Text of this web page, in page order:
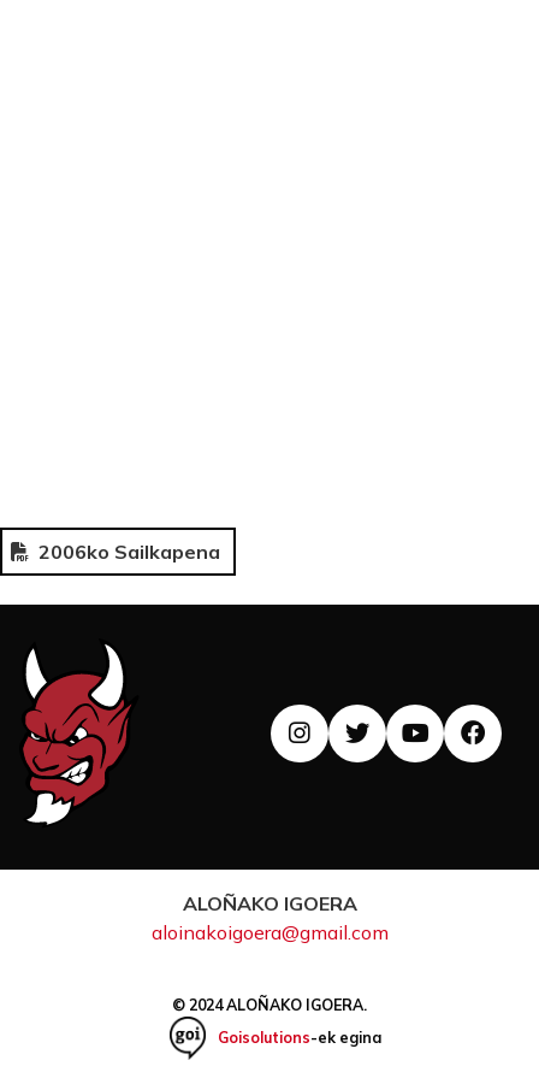
2006ko Sailkapena
ALOÑAKO IGOERA
aloinakoigoera@gmail.com
© 2024 ALOÑAKO IGOERA.
Goisolutions-ek egina